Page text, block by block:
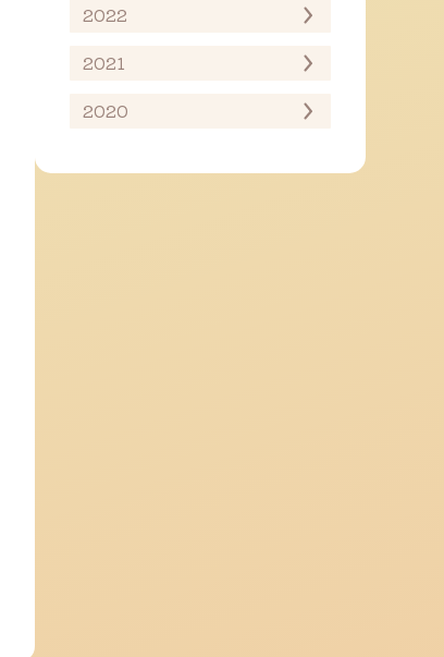
2022
2021
2020